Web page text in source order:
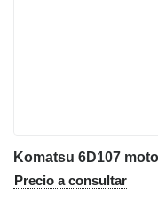
Komatsu 6D107
Precio a consultar